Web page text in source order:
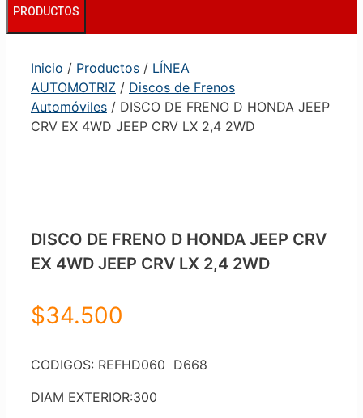
PRODUCTOS
Inicio / Productos / LÍNEA
AUTOMOTRIZ / Discos de Frenos
Automóviles / DISCO DE FRENO D HONDA JEEP
CRV EX 4WD JEEP CRV LX 2,4 2WD
DISCO DE FRENO D HONDA JEEP CRV
EX 4WD JEEP CRV LX 2,4 2WD
$34.500
CODIGOS: REFHD060 D668
DIAM EXTERIOR:300